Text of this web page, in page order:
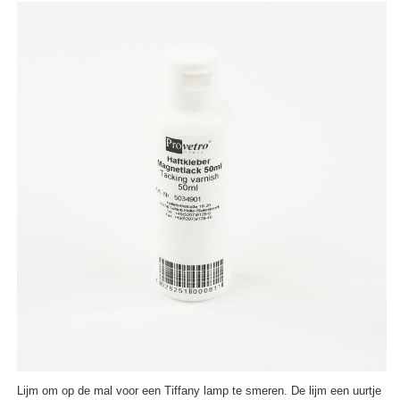
Lijm om op de mal voor een Tiffany lamp te smeren. De lijm een uurtje